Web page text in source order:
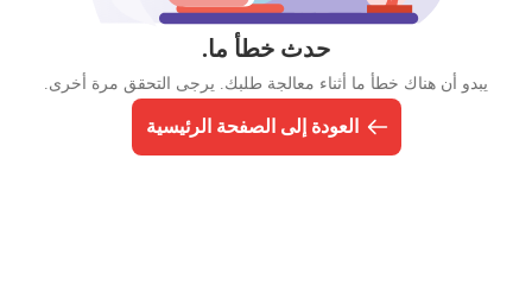
حدث خطأ ما.
يبدو أن هناك خطأ ما أثناء معالجة طلبك. يرجى التحقق مرة أخرى.
العودة إلى الصفحة الرئيسية